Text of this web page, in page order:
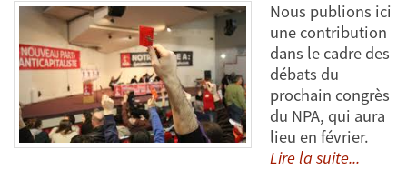
Nous publions ici
une contribution
dans le cadre des
débats du
prochain congrès
du NPA, qui aura
lieu en février.
Lire la suite...